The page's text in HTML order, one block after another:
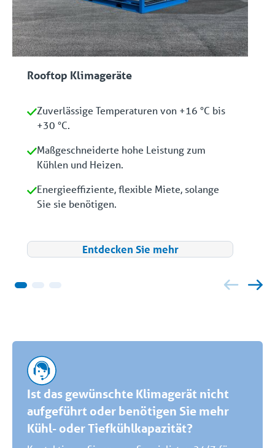
Rooftop Klimageräte
Zuverlässige Temperaturen von +16 °C bis
+30 °C.
Maßgeschneiderte hohe Leistung zum
Kühlen und Heizen.
Energieeffiziente, flexible Miete, solange
Sie sie benötigen.
Entdecken Sie mehr
Ist das gewünschte Klimagerät nicht
aufgeführt oder benötigen Sie mehr
Kühl- oder Tiefkühlkapazität?